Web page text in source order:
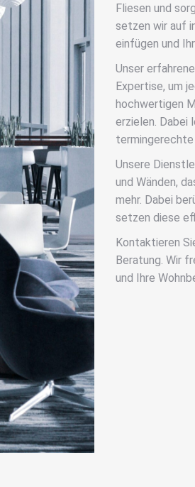
Fliesen und
setzen wir auf
einfügen und
Unser
Expertise, um
hochwertigen
erzielen. Dabei
termingerechte
Unsere
und Wänden,
mehr. Dabei
setzen diese
Kontaktieren
Beratung. Wir
und Ihre